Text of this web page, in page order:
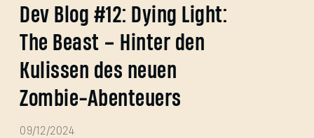
Dev Blog #12: Dying Light:
The Beast – Hinter den
Kulissen des neuen
Zombie-Abenteuers
09/12/2024